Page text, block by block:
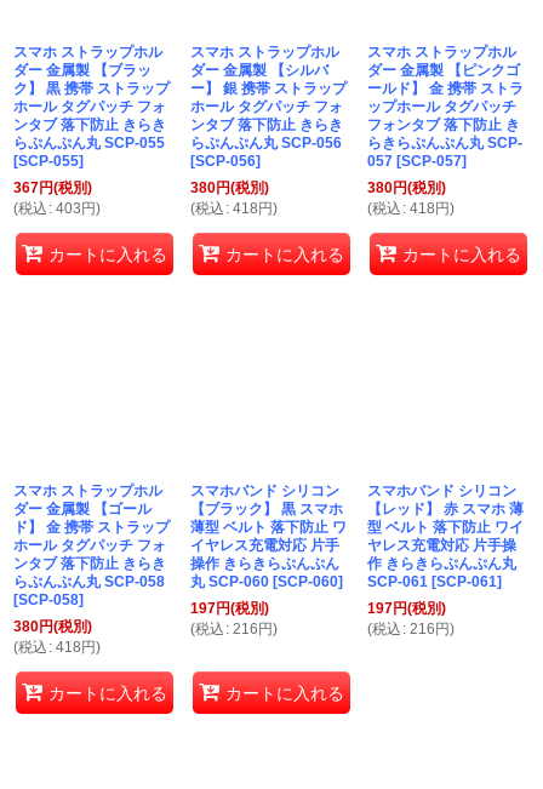
スマホ ストラップホル
ダー 金属製 【ブラッ
ク】 黒 携帯 ストラップ
ホール タグパッチ フォ
ンタブ 落下防止 きらき
らぷんぷん丸 SCP-055
[SCP-055]
367円(税別)
(税込 : 403 円)
カートに入れる
スマホ ストラップホル
ダー 金属製 【シルバ
ー】 銀 携帯 ストラップ
ホール タグパッチ フォ
ンタブ 落下防止 きらき
らぷんぷん丸 SCP-056
[SCP-056]
380円(税別)
(税込 : 418 円)
カートに入れる
スマホ ストラップホル
ダー 金属製 【ピンクゴ
ールド】 金 携帯 ストラ
ップホール タグパッチ
フォンタブ 落下防止 き
らきらぷんぷん丸 SCP-
057 [SCP-057]
380円(税別)
(税込 : 418 円)
カートに入れる
スマホ ストラップホル
ダー 金属製 【ゴール
ド】 金 携帯 ストラップ
ホール タグパッチ フォ
ンタブ 落下防止 きらき
らぷんぷん丸 SCP-058
[SCP-058]
380円(税別)
(税込 : 418 円)
カートに入れる
スマホバンド シリコン
【ブラック】 黒 スマホ
薄型 ベルト 落下防止 ワ
イヤレス充電対応 片手
操作 きらきらぷんぷん
丸 SCP-060 [SCP-060]
197円(税別)
(税込 : 216 円)
カートに入れる
スマホバンド シリコン
【レッド】 赤 スマホ 薄
型 ベルト 落下防止 ワイ
ヤレス充電対応 片手操
作 きらきらぷんぷん丸
SCP-061 [SCP-061]
197円(税別)
(税込 : 216 円)